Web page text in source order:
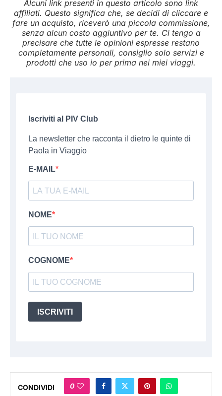
Alcuni link presenti in questo articolo sono link
affiliati. Questo significa che, se decidi di cliccare e
fare un acquisto, riceverò una piccola commissione,
senza alcun costo aggiuntivo per te. Ci tengo a
precisare che tutte le opinioni espresse restano
completamente personali, consiglio solo servizi e
prodotti che uso io per prima nei miei viaggi.
Iscriviti al PIV Club
La newsletter che racconta il dietro le quinte di
Paola in Viaggio
E-MAIL
NOME
COGNOME
ISCRIVITI
CONDIVIDI 0